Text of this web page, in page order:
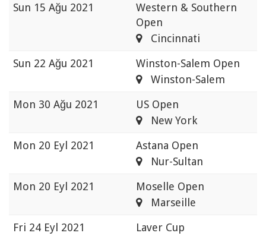
Sun 15 Ağu 2021
Western & Southern
Open
Cincinnati
Sun 22 Ağu 2021
Winston-Salem Open
Winston-Salem
Mon 30 Ağu 2021
US Open
New York
Mon 20 Eyl 2021
Astana Open
Nur-Sultan
Mon 20 Eyl 2021
Moselle Open
Marseille
Fri 24 Eyl 2021
Laver Cup